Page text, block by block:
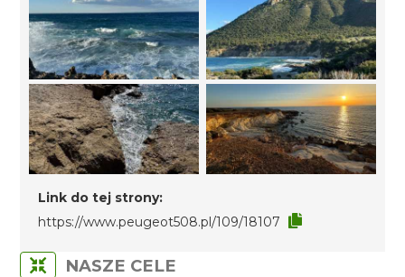
Link do tej strony:
https://www.peugeot508.pl/109/18107
NASZE CELE